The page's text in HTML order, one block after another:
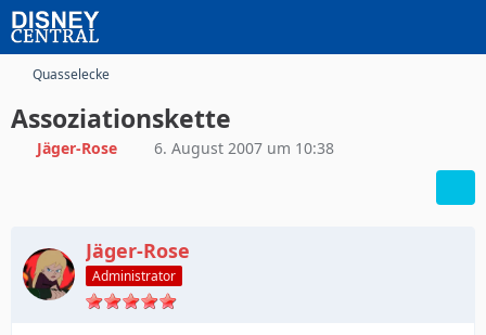
Quasselecke
Assoziationskette
Jäger-Rose 6. August 2007 um 10:38
Jäger-Rose
Administrator